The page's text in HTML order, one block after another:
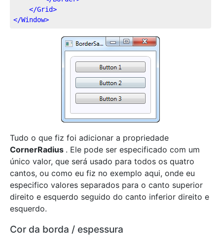
</Grid>
</Window>
Tudo o que fiz foi adicionar a propriedade
CornerRadius . Ele pode ser especificado com um
único valor, que será usado para todos os quatro
cantos, ou como eu fiz no exemplo aqui, onde eu
especifico valores separados para o canto superior
direito e esquerdo seguido do canto inferior direito e
esquerdo.
Cor da borda / espessura